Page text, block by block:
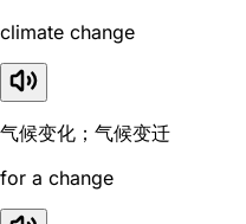
climate change
气候变化；气候变迁
for a change